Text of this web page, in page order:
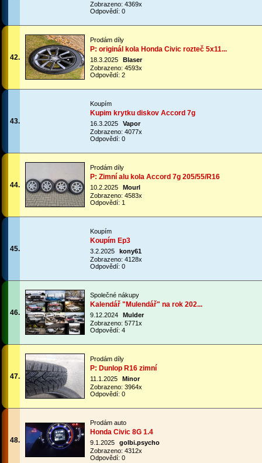
Zobrazeno: 4369x
Odpovědí: 0
42.
Prodám díly
P: originál kola Honda Civic rozteč 5x11...
18.3.2025
Blaser
Zobrazeno: 4593x
Odpovědí: 2
43.
Koupím
Kupim krytku diskov Accord 7g
16.3.2025
Vapor
Zobrazeno: 4077x
Odpovědí: 0
44.
Prodám díly
P: Zimní alu kola Accord 7g 205/55/R16
10.2.2025
Mourl
Zobrazeno: 4583x
Odpovědí: 1
45.
Koupím
Koupím Ep3
3.2.2025
kony61
Zobrazeno: 4128x
Odpovědí: 0
46.
Společné nákupy
Kalendář "Mulendář" na rok 202...
9.12.2024
Mulder
Zobrazeno: 5771x
Odpovědí: 4
47.
Prodám díly
P: Dunlop R16 zimní
11.1.2025
Minor
Zobrazeno: 3964x
Odpovědí: 0
48.
Prodám auto
Honda Civic 8G 1.4
9.1.2025
golbi.psycho
Zobrazeno: 4312x
Odpovědí: 0